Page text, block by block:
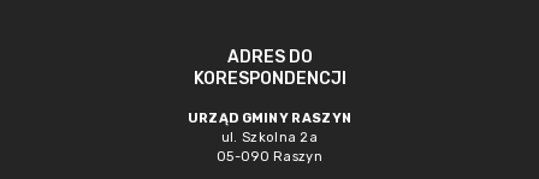
ADRES DO
KORESPONDENCJI
URZĄD GMINY RASZYN
ul. Szkolna 2a
05-090 Raszyn